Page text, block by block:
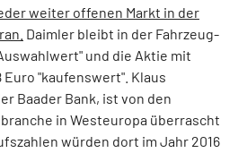
weiter offenen Markt in der
Daimler bleibt in der Fahrzeug-
und die Aktie mit
Euro "kaufenswert". Klaus
Baader Bank, ist von den
in Westeuropa überrascht
würden dort im Jahr 2016